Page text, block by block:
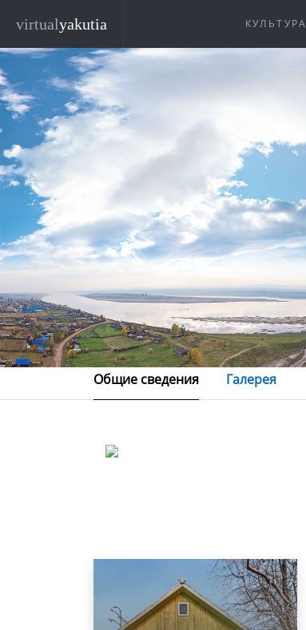
virtualyakutia КУЛЬТУРА
Общие сведения Галерея